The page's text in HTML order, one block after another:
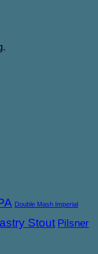
Double Mash Imperial
Stout Pilsner